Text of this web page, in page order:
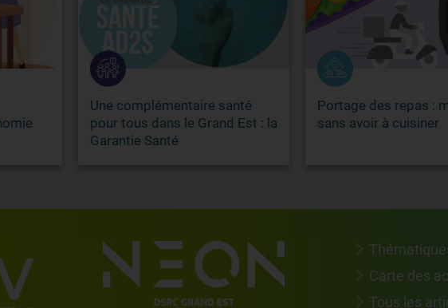
Une complémentaire santé
pour tous dans le Grand Est : la
Garantie Santé
Portage des repas :
sans avoir à cuisiner
Carte des
Tous les